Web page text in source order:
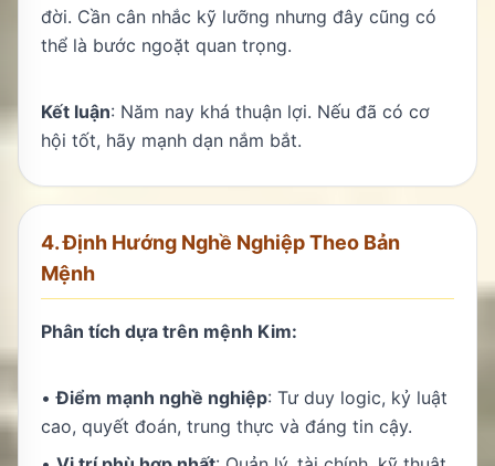
đời. Cần cân nhắc kỹ lưỡng nhưng đây cũng có
thể là bước ngoặt quan trọng.
Kết luận: Năm nay khá thuận lợi. Nếu đã có cơ
hội tốt, hãy mạnh dạn nắm bắt.
4. Định Hướng Nghề Nghiệp Theo Bản
Mệnh
Phân tích dựa trên mệnh Kim:
•Điểm mạnh nghề nghiệp: Tư duy logic, kỷ luật
cao, quyết đoán, trung thực và đáng tin cậy.